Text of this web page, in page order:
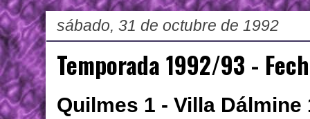
sábado, 31 de octubre de 1992
Temporada 1992/93 -
Quilmes 1 - Villa Dálmine